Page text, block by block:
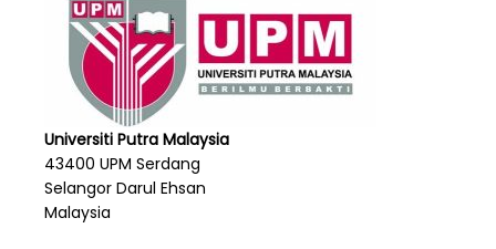
Universiti Putra Malaysia
43400 UPM Serdang
Selangor Darul Ehsan
Malaysia